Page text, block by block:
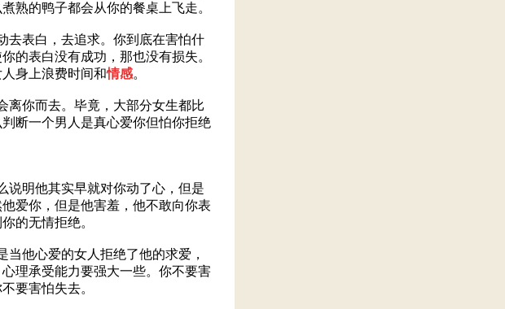
熟的鸭子都会从你的餐桌上飞走。
表白，去追求。你到底在害怕什
的表白没有成功，那也没有损失。
身上浪费时间和情感。
你而去。毕竟，大部分女生都比
断一个男人是真心爱你但怕你拒绝
明他其实早就对你动了心，但是
爱你，但是他害羞，他不敢向你表
的无情拒绝。
他心爱的女人拒绝了他的求爱，
理承受能力要强大一些。你不要害
要害怕失去。